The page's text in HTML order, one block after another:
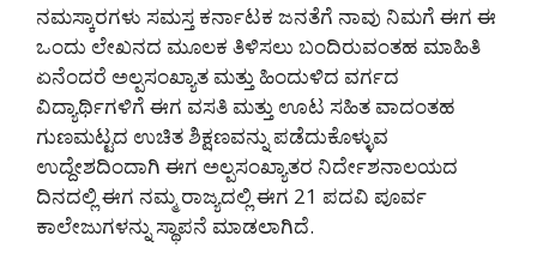
ನಮಸ್ಕಾರಗಳು ಸಮಸ್ತ ಕರ್ನಾಟಕ ಜನತೆಗೆ ನಾವು ನಿಮಗೆ ಈಗ ಈ
ಒಂದು ಲೇಖನದ ಮೂಲಕ ತಿಳಿಸಲು ಬಂದಿರುವಂತಹ ಮಾಹಿತಿ
ಏನೆಂದರೆ ಅಲ್ಪಸಂಖ್ಯಾತ ಮತ್ತು ಹಿಂದುಳಿದ ವರ್ಗದ
ವಿದ್ಯಾರ್ಥಿಗಳಿಗೆ ಈಗ ವಸತಿ ಮತ್ತು ಊಟ ಸಹಿತ ವಾದಂತಹ
ಗುಣಮಟ್ಟದ ಉಚಿತ ಶಿಕ್ಷಣವನ್ನು ಪಡೆದುಕೊಳ್ಳುವ
ಉದ್ದೇಶದಿಂದಾಗಿ ಈಗ ಅಲ್ಪಸಂಖ್ಯಾತರ ನಿರ್ದೇಶನಾಲಯದ
ದಿನದಲ್ಲಿ ಈಗ ನಮ್ಮ ರಾಜ್ಯದಲ್ಲಿ ಈಗ 21 ಪದವಿ ಪೂರ್ವ
ಕಾಲೇಜುಗಳನ್ನು ಸ್ಥಾಪನೆ ಮಾಡಲಾಗಿದೆ.